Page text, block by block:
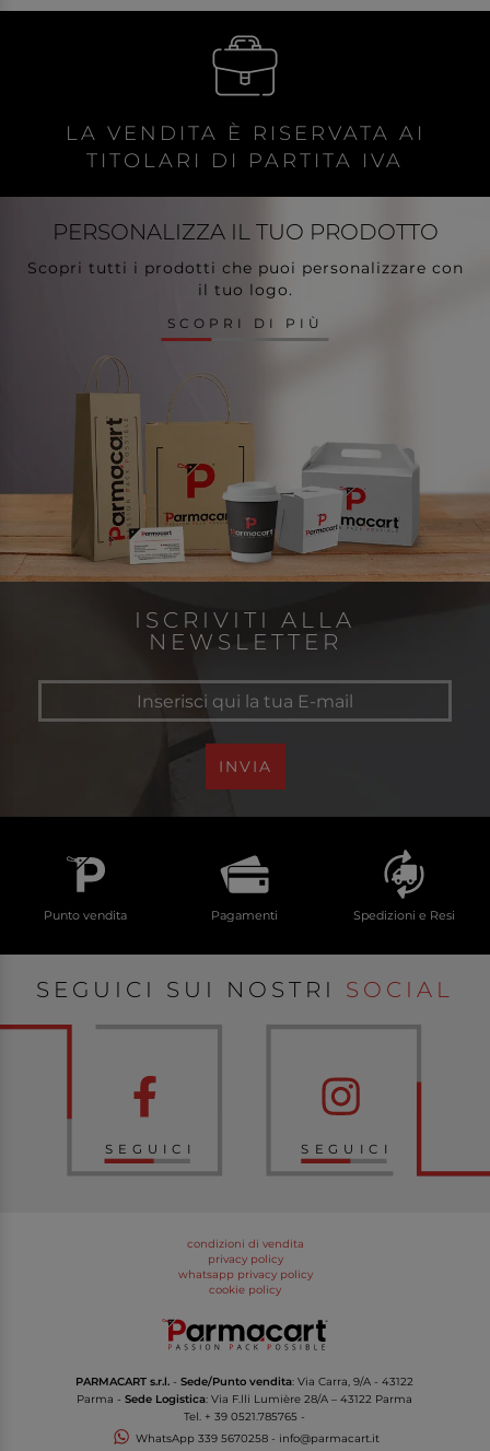
LA VENDITA È RISERVATA AI
TITOLARI DI PARTITA IVA
PERSONALIZZA IL TUO PRODOTTO
Scopri tutti i prodotti che puoi personalizzare con
il tuo logo.
SCOPRI DI PIÙ
ISCRIVITI ALLA
NEWSLETTER
INVIA
Punto vendita Pagamenti Spedizioni e Resi
SEGUICI SUI NOSTRI SOCIAL
SEGUICI SEGUICI
condizioni di vendita
privacy policy
whatsapp privacy policy
cookie policy
PARMACART s.r.l. -Sede/Punto vendita: Via Carra, 9/A - 43122
Parma -Sede Logistica: Via F.lli Lumière 28/A – 43122 Parma
Tel. + 39 0521.785765 -
WhatsApp 339 5670258- info@parmacart.it